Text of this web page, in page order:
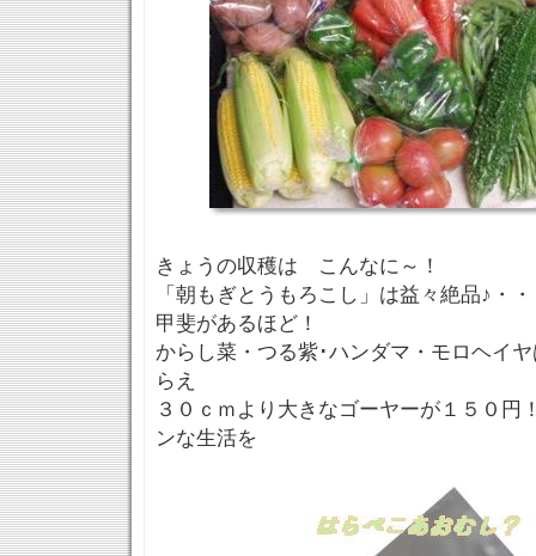
きょうの収穫は こんなに～！
「朝もぎとうもろこし」は益々絶品♪・
甲斐があるほど！
からし菜・つる紫･ハンダマ・モロヘイ
らえ
３０ｃｍより大きなゴーヤーが１５０円
ンな生活を